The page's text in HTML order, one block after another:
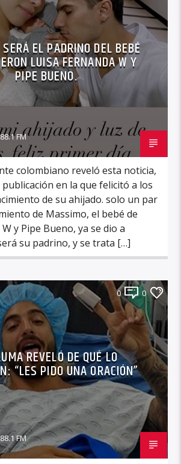
EL PADRINO DEL BEBÉ
LUISA FERNANDA W Y
PIPE BUENO.
FM
colombiano reveló esta noticia,
en la que felicitó a los
de su ahijado. solo un par
de Massimo, el bebé de
y Pipe Bueno, ya se dio a
su padrino, y se trata […]
0 0
REVELÓ DE QUÉ LO
“LES PIDO UNA ORACIÓN”
FM